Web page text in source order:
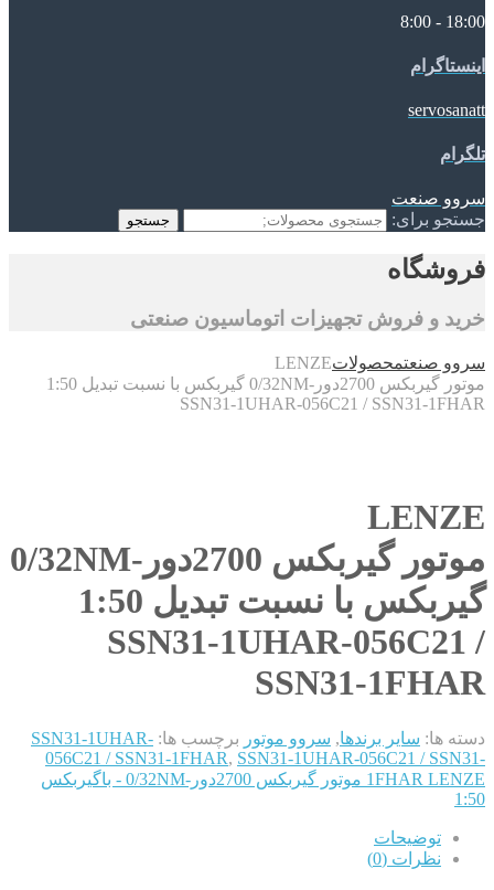
18:00 - 8:00
اینستاگرام
servosanatt
تلگرام
سروو صنعت
جستجو برای:
جستجو
فروشگاه
خرید و فروش تجهیزات اتوماسیون صنعتی
سروو صنعتمحصولاتLENZE
موتور گیربکس 2700دور-0/32NM گیربکس با نسبت تبدیل 1:50
SSN31-1UHAR-056C21 / SSN31-1FHAR
LENZE
موتور گیربکس 2700دور-0/32NM
گیربکس با نسبت تبدیل 1:50
SSN31-1UHAR-056C21 /
SSN31-1FHAR
دسته ها: سایر برندها, سروو موتور برچسب ها: SSN31-1UHAR-
056C21 / SSN31-1FHAR, SSN31-1UHAR-056C21 / SSN31-
1FHAR LENZE موتور گیربکس 2700دور-0/32NM - باگیربکس
1:50
توضیحات
نظرات (0)